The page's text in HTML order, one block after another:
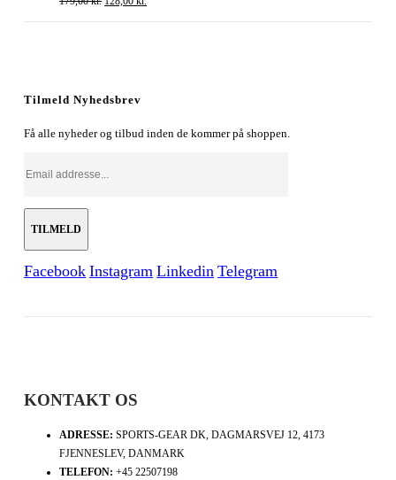
Tilmeld Nyhedsbrev
Få alle nyheder og tilbud inden de kommer på shoppen.
Facebook Instagram Linkedin Telegram
KONTAKT OS
ADRESSE: SPORTS-GEAR DK, DAGMARSVEJ 12, 4173
FJENNESLEV, DANMARK
TELEFON: +45 22507198